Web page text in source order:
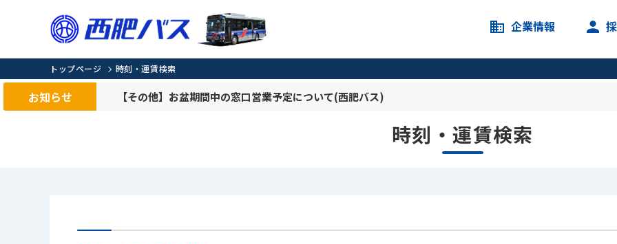
企業情報
トップページ 時刻・運賃検索
お知らせ 【その他】お盆期間中の窓口営業予定について(西肥バス)
時刻・運賃検索